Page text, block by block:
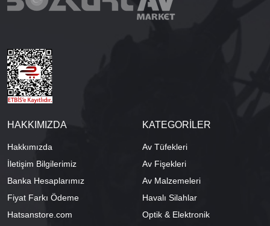
HAKKIMIZDA
Hakkımızda
İletişim Bilgilerimiz
Banka Hesaplarımız
Fiyat Farkı Ödeme
Hatsanstore.com
KATEGORİLER
Av Tüfekleri
Av Fişekleri
Av Malzemeleri
Havalı Silahlar
Optik & Elektronik